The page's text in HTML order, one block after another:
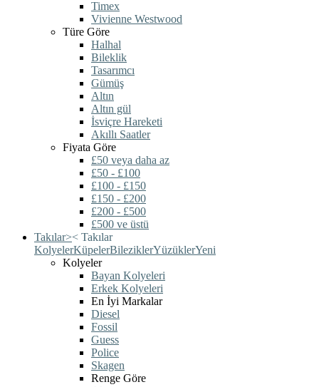
Timex
Vivienne Westwood
Türe Göre
Halhal
Bileklik
Tasarımcı
Gümüş
Altın
Altın gül
İsviçre Hareketi
Akıllı Saatler
Fiyata Göre
£50 veya daha az
£50 - £100
£100 - £150
£150 - £200
£200 - £500
£500 ve üstü
Takılar>< Takılar
KolyelerKüpelerBileziklerYüzüklerYeni
Kolyeler
Bayan Kolyeleri
Erkek Kolyeleri
En İyi Markalar
Diesel
Fossil
Guess
Police
Skagen
Renge Göre